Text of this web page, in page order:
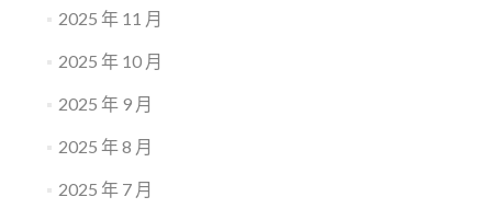
2025 年 11 月
2025 年 10 月
2025 年 9 月
2025 年 8 月
2025 年 7 月